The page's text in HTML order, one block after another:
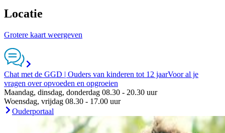
Locatie
Grotere kaart weergeven
Chat met de GGD | Ouders van kinderen tot 12 jaarVoor al je
vragen over opvoeden en opgroeien
Maandag, dinsdag, donderdag 08.30 - 20.30 uur
Woensdag, vrijdag 08.30 - 17.00 uur
Ouderportaal